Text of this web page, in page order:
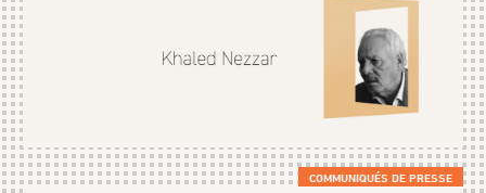
COMMUNIQUÉS DE PRESSE